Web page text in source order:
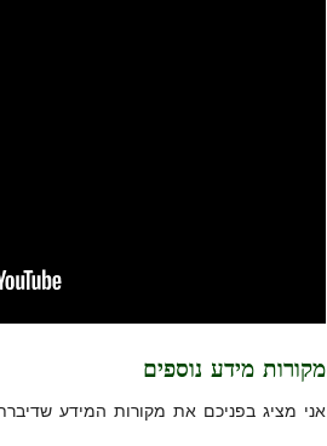
מקורות מידע נוספים
אני מציג בפניכם את מקורות המידע